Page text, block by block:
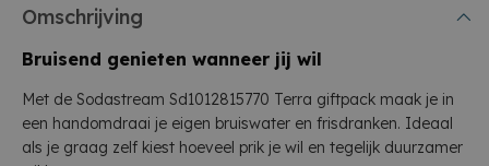
Omschrijving
Bruisend genieten wanneer jij wil
Met de Sodastream Sd1012815770 Terra giftpack maak je in
een handomdraai je eigen bruiswater en frisdranken. Ideaal
als je graag zelf kiest hoeveel prik je wil en tegelijk duurzamer